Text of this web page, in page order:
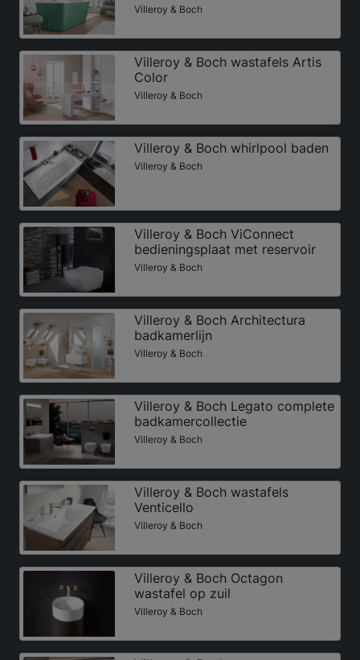
Villeroy & Boch
Villeroy & Boch wastafels Artis
Color
Villeroy & Boch
Villeroy & Boch whirlpool baden
Villeroy & Boch
Villeroy & Boch ViConnect
bedieningsplaat met reservoir
Villeroy & Boch
Villeroy & Boch Architectura
badkamerlijn
Villeroy & Boch
Villeroy & Boch Legato complete
badkamercollectie
Villeroy & Boch
Villeroy & Boch wastafels
Venticello
Villeroy & Boch
Villeroy & Boch Octagon
wastafel op zuil
Villeroy & Boch